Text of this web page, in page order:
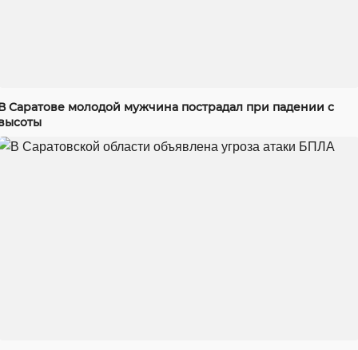
Саратове молодой мужчина пострадал при падении с